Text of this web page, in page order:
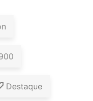
Destaque